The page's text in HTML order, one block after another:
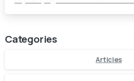
Categories
Articles